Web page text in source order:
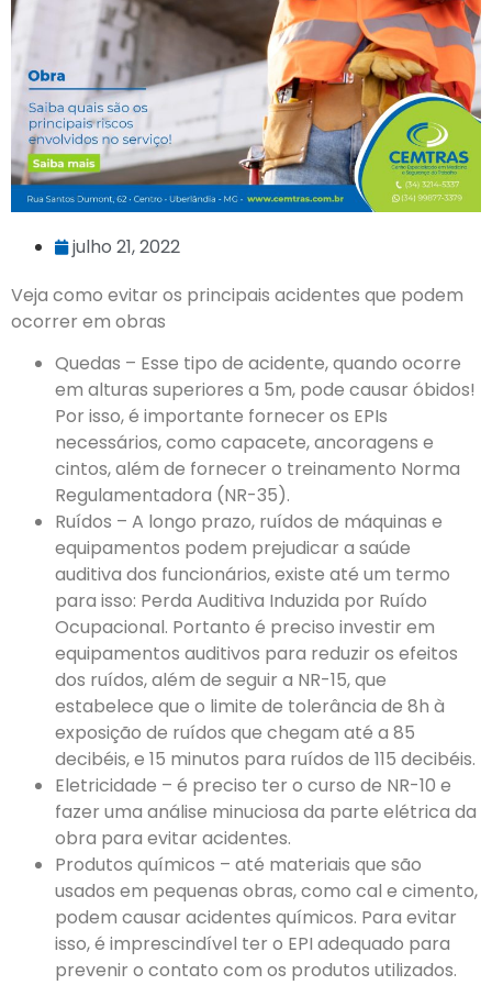
julho 21, 2022
Veja como evitar os principais acidentes que podem
ocorrer em obras
Quedas – Esse tipo de acidente, quando ocorre
em alturas superiores a 5m, pode causar óbidos!
Por isso, é importante fornecer os EPIs
necessários, como capacete, ancoragens e
cintos, além de fornecer o treinamento Norma
Regulamentadora (NR-35).
Ruídos – A longo prazo, ruídos de máquinas e
equipamentos podem prejudicar a saúde
auditiva dos funcionários, existe até um termo
para isso: Perda Auditiva Induzida por Ruído
Ocupacional. Portanto é preciso investir em
equipamentos auditivos para reduzir os efeitos
dos ruídos, além de seguir a NR-15, que
estabelece que o limite de tolerância de 8h à
exposição de ruídos que chegam até a 85
decibéis, e 15 minutos para ruídos de 115 decibéis.
Eletricidade – é preciso ter o curso de NR-10 e
fazer uma análise minuciosa da parte elétrica da
obra para evitar acidentes.
Produtos químicos – até materiais que são
usados em pequenas obras, como cal e cimento,
podem causar acidentes químicos. Para evitar
isso, é imprescindível ter o EPI adequado para
prevenir o contato com os produtos utilizados.